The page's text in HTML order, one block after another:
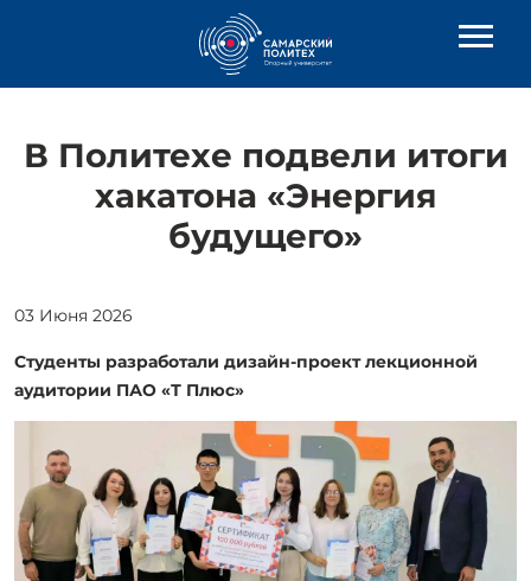
В Политехе подвели итоги
хакатона «Энергия
будущего»
03 Июня 2026
Студенты разработали дизайн-проект лекционной
аудитории ПАО «Т Плюс»